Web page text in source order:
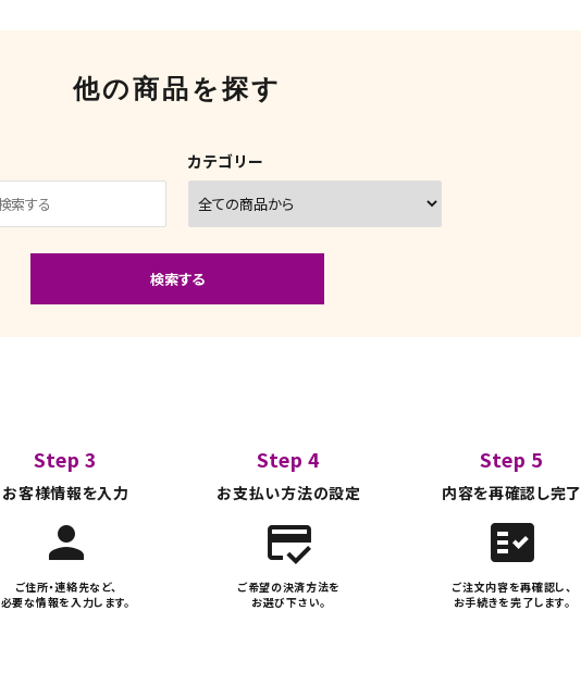
他の商品を探す
カテゴリー
検索する
Step 3
お客様情報を入力
person
ご住所・連絡先など、
必要な情報を入力します。
Step 4
お支払い方法の設定
credit_score
ご希望の決済方法を
お選び下さい。
Step 5
内容を再確認し完了
fact_check
ご注文内容を再確認し、
お手続きを完了します。